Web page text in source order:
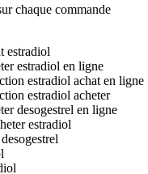
chaque commande
estradiol
estradiol en ligne
estradiol achat en ligne
estradiol acheter
desogestrel en ligne
estradiol